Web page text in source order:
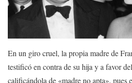
En un giro cruel, la propia madre de
testificó en contra de su hija y a favor
calificándola de «madre no apta», pues